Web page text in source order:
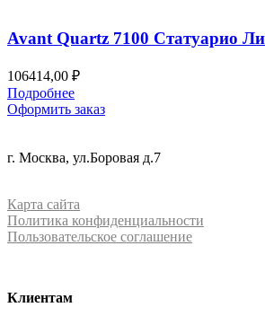
Avant Quartz 7100 Статуарио
106414,00 ₽
Подробнее
Оформить заказ
г. Москва, ул.Боровая д.7
Карта сайта
Политика конфиденциальности
Пользовательское соглашение
Клиентам